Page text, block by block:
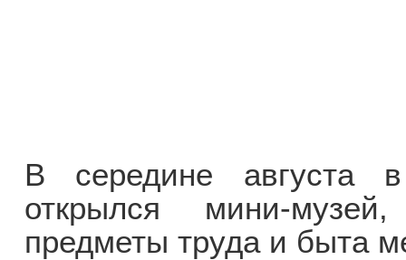
В середине августа в
открылся мини-
предметы труда и быта